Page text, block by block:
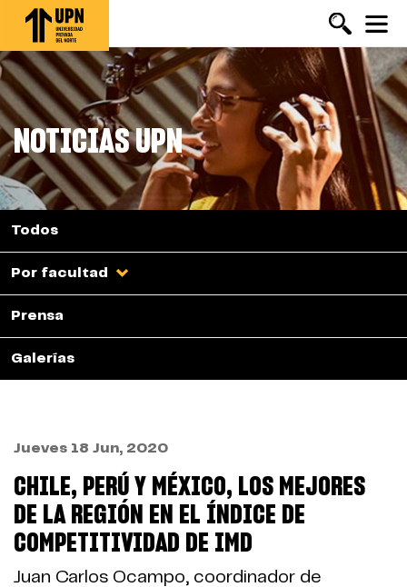
Pasar
contenido
principal
NOTICIAS UPN
Todos
Por facultad
Prensa
Galerías
Jueves 18 Jun, 2020
CHILE, PERÚ Y MÉXICO, LOS MEJORES
DE LA REGIÓN EN EL ÍNDICE DE
COMPETITIVIDAD DE IMD
Juan Carlos Ocampo, coordinador de